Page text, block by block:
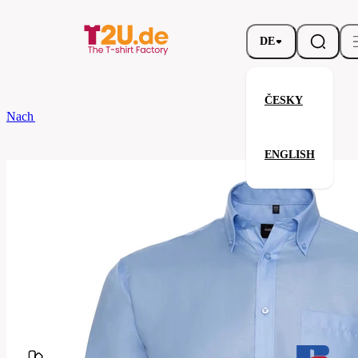
DE
ČESKY
ENGLISH
Nach dem Brand
Men’s Long Sleeve Classic
Russell
956M
Verwandte Produkte
Ihre Zufriedenheit ist unsere Priorität.